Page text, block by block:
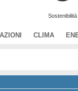
AZIONI CLIMA